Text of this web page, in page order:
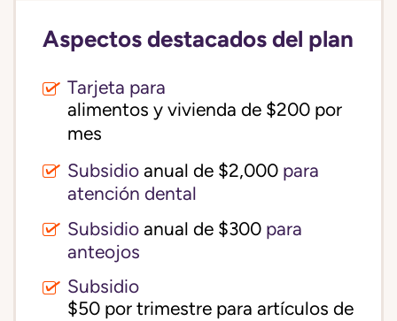
Aspectos destacados del plan
Tarjeta para
alimentos y vivienda de $200 por
mes
Subsidio anual de $2,000 para
atención dental
Subsidio anual de $300 para
anteojos
Subsidio
$50 por trimestre para artículos de